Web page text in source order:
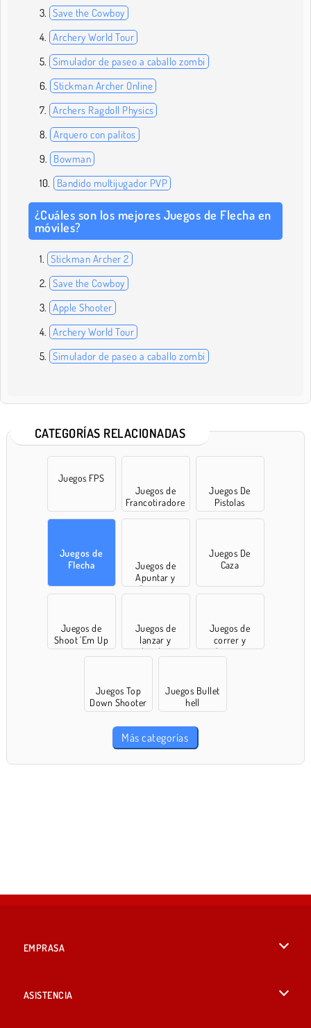
Save the Cowboy
Archery World Tour
Simulador de paseo a caballo zombi
Stickman Archer Online
Archers Ragdoll Physics
Arquero con palitos
Bowman
Bandido multijugador PVP
¿Cuáles son los mejores Juegos de Flecha en
móviles?
Stickman Archer 2
Save the Cowboy
Apple Shooter
Archery World Tour
Simulador de paseo a caballo zombi
CATEGORÍAS RELACIONADAS
Juegos FPS
Juegos de
Francotiradore
s
Juegos De
Pistolas
Juegos de
Flecha
Juegos de
Apuntar y
Disparar
Juegos De
Caza
Juegos de
Shoot 'Em Up
Juegos de
lanzar y
derribar
Juegos de
correr y
disparar
Juegos Top
Down Shooter
Juegos Bullet
hell
Más categorías
EMPRASA
ASISTENCIA